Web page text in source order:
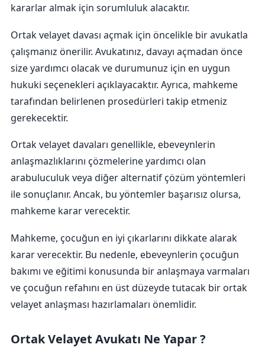
kararlar almak için sorumluluk alacaktır.
Ortak velayet davası açmak için öncelikle bir avukatla
çalışmanız önerilir. Avukatınız, davayı açmadan önce
size yardımcı olacak ve durumunuz için en uygun
hukuki seçenekleri açıklayacaktır. Ayrıca, mahkeme
tarafından belirlenen prosedürleri takip etmeniz
gerekecektir.
Ortak velayet davaları genellikle, ebeveynlerin
anlaşmazlıklarını çözmelerine yardımcı olan
arabuluculuk veya diğer alternatif çözüm yöntemleri
ile sonuçlanır. Ancak, bu yöntemler başarısız olursa,
mahkeme karar verecektir.
Mahkeme, çocuğun en iyi çıkarlarını dikkate alarak
karar verecektir. Bu nedenle, ebeveynlerin çocuğun
bakımı ve eğitimi konusunda bir anlaşmaya varmaları
ve çocuğun refahını en üst düzeyde tutacak bir ortak
velayet anlaşması hazırlamaları önemlidir.
Ortak Velayet Avukatı Ne Yapar ?